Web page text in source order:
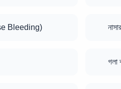
Bleeding)
গলা